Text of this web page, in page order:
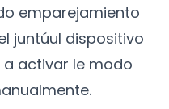
emparejamiento
juntúul dispositivo
a activar le modo